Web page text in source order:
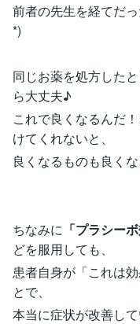
前者の先生を経てだ
*)
同じお薬を処方した
ら大丈夫♪
これで良くなるんだ
けてくれないと、
良くなるものも良くな
ちなみに 「プラシー
どを服用しても、
患者自身が「これは
とで、
本当に症状が改善し